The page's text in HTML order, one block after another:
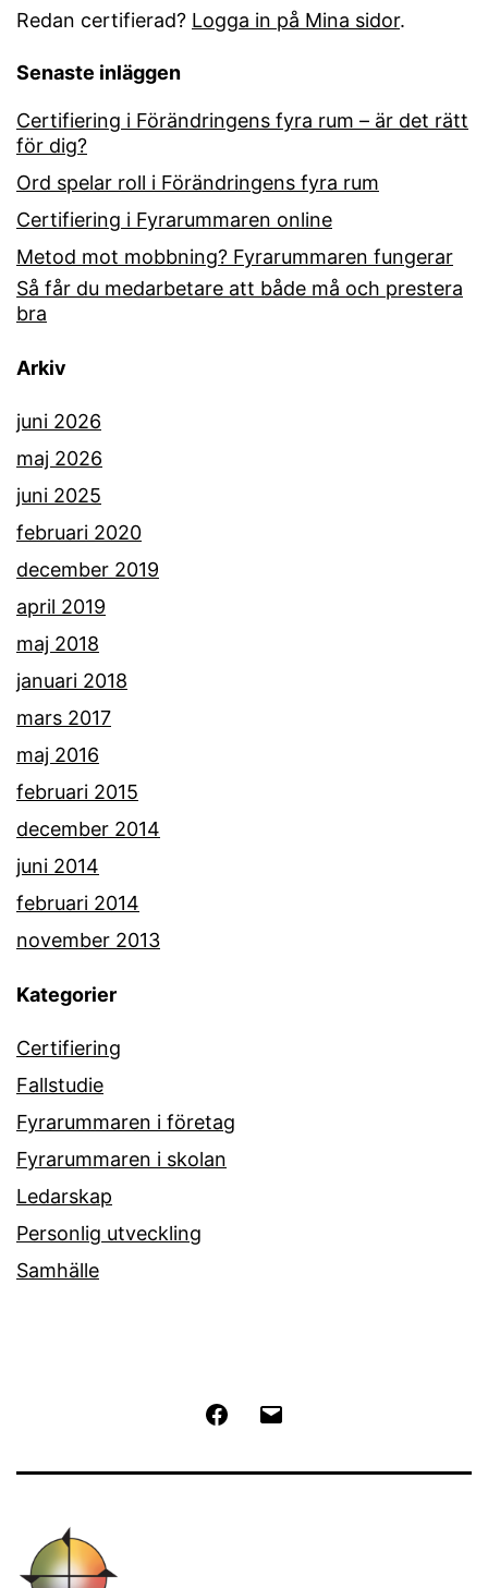
Redan certifierad? Logga in på Mina sidor.
Senaste inläggen
Certifiering i Förändringens fyra rum – är det rätt
för dig?
Ord spelar roll i Förändringens fyra rum
Certifiering i Fyrarummaren online
Metod mot mobbning? Fyrarummaren fungerar
Så får du medarbetare att både må och prestera
bra
Arkiv
juni 2026
maj 2026
juni 2025
februari 2020
december 2019
april 2019
maj 2018
januari 2018
mars 2017
maj 2016
februari 2015
december 2014
juni 2014
februari 2014
november 2013
Kategorier
Certifiering
Fallstudie
Fyrarummaren i företag
Fyrarummaren i skolan
Ledarskap
Personlig utveckling
Samhälle
Facebook